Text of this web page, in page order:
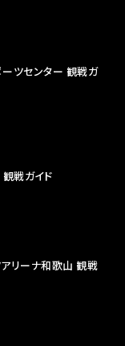
ツセンター 観戦ガ
戦ガイド
リーナ和歌山 観戦